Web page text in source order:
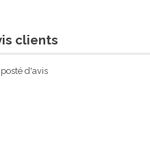
clients
d'avis